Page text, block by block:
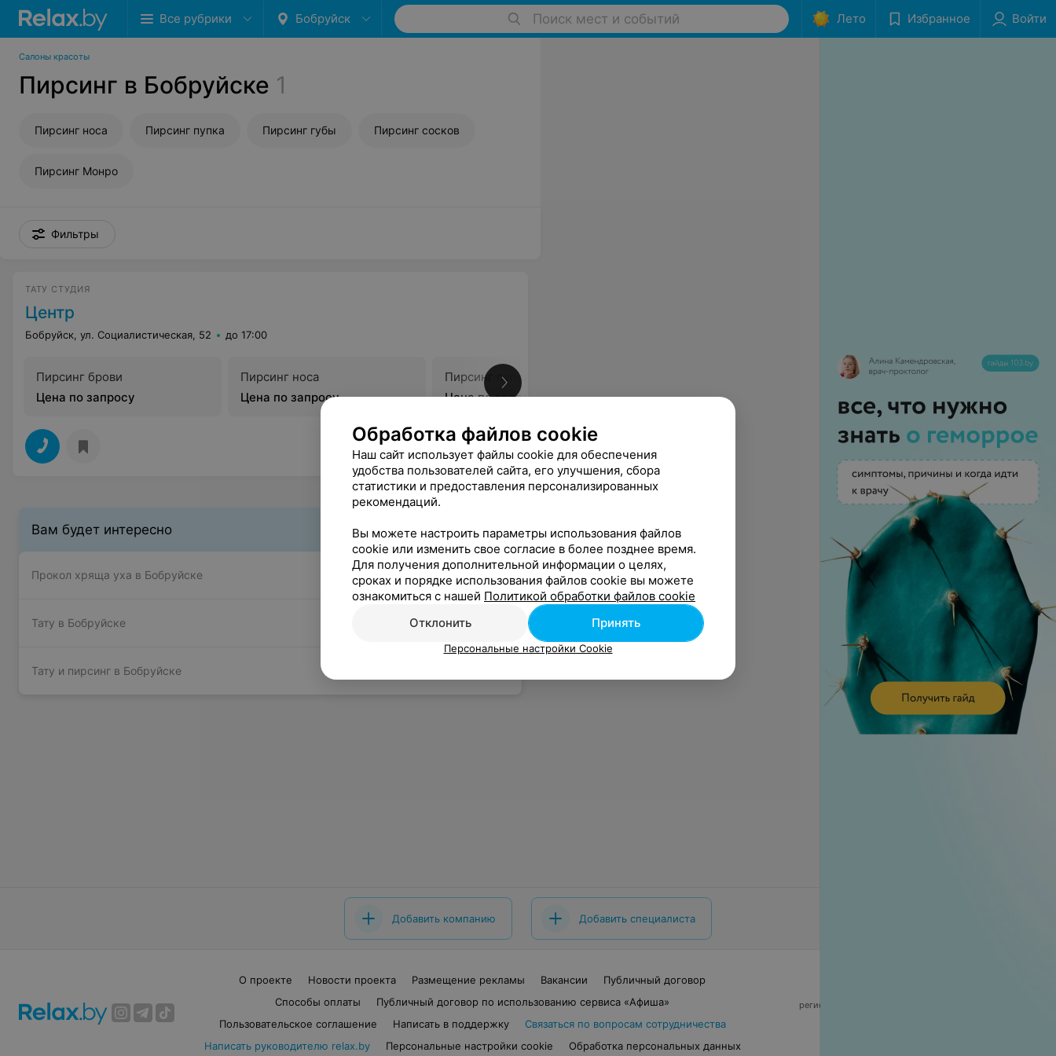
Все рубрики Бобруйск Поиск мест и событий Лето Избранное Войти
Салоны красоты
Пирсинг в Бобруйске 1
Пирсинг носа Пирсинг пупка Пирсинг губы Пирсинг сосков
Пирсинг Монро
Фильтры
ТАТУ СТУДИЯ
Центр
Бобруйск, ул. Социалистическая, 52 до 17:00
Пирсинг брови
Цена по запросу
Пирсинг носа
Цена по запросу
Пирсинг пупка
Цена по запросу
Цена по запросу
Пирсинг соска
Вам будет интересно
Прокол хряща уха в Бобруйске
Тату в Бобруйске
Тату и пирсинг в Бобруйске
Добавить компанию Добавить специалиста
О проекте Новости проекта Размещение рекламы Вакансии
Публичный договор
Способы оплаты
Публичный договор по использованию сервиса «Афиша»
Пользовательское соглашение
Написать в поддержку
Связаться по вопросам сотрудничества
Написать руководителю relax.by
Персональные настройки cookie Обработка персональных данных
регистрирующий орган - Минский горисполком
Обработка файлов cookie
Наш сайт использует файлы cookie для обеспечения
удобства пользователей сайта, его улучшения, сбора
статистики и предоставления персонализированных
рекомендаций.
Вы можете настроить параметры использования файлов
cookie или изменить свое согласие в более позднее время.
Для получения дополнительной информации о целях,
сроках и порядке использования файлов cookie вы можете
ознакомиться с нашей Политикой обработки файлов cookie
Отклонить
Принять
Персональные настройки Cookie